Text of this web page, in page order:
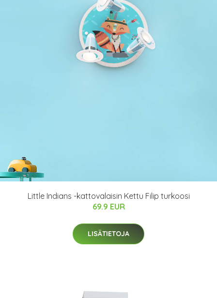
Little Indians -kattovalaisin Kettu Filip turkoosi
69.9 EUR
LISÄTIETOJA